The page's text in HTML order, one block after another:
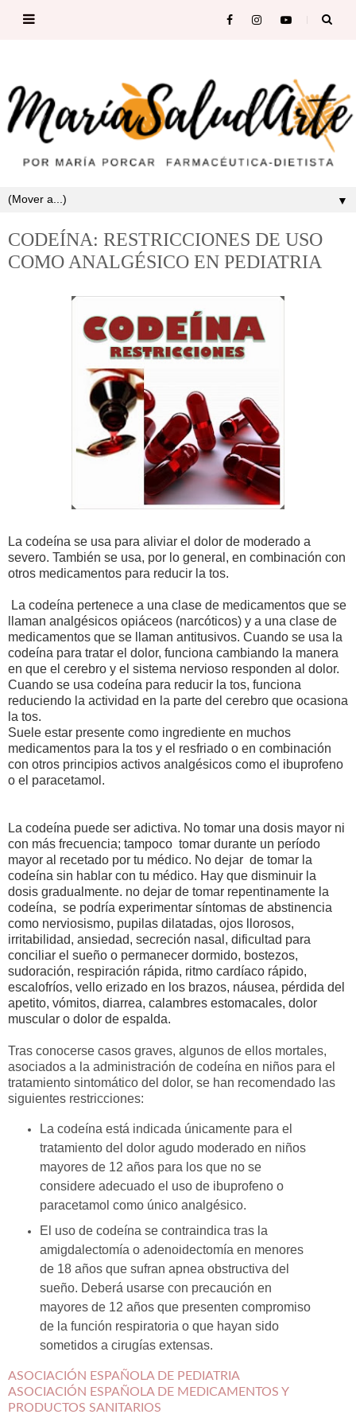
▼
CODEÍNA: RESTRICCIONES DE USO
COMO ANALGÉSICO EN PEDIATRIA
La codeína se usa para aliviar el dolor de moderado a
severo. También se usa, por lo general, en combinación con
otros medicamentos para reducir la tos.
La codeína pertenece a una clase de medicamentos que se
llaman analgésicos opiáceos (narcóticos) y a una clase de
medicamentos que se llaman antitusivos. Cuando se usa la
codeína para tratar el dolor, funciona cambiando la manera
en que el cerebro y el sistema nervioso responden al dolor.
Cuando se usa codeína para reducir la tos, funciona
reduciendo la actividad en la parte del cerebro que ocasiona
la tos.
Suele estar presente como ingrediente en muchos
medicamentos para la tos y el resfriado o en combinación
con otros principios activos analgésicos como el ibuprofeno
o el paracetamol.
La codeína puede ser adictiva. No tomar una dosis mayor ni
con más frecuencia; tampoco tomar durante un período
mayor al recetado por tu médico. No dejar de tomar la
codeína sin hablar con tu médico. Hay que disminuir la
dosis gradualmente. no dejar de tomar repentinamente la
codeína, se podría experimentar síntomas de abstinencia
como nerviosismo, pupilas dilatadas, ojos llorosos,
irritabilidad, ansiedad, secreción nasal, dificultad para
conciliar el sueño o permanecer dormido, bostezos,
sudoración, respiración rápida, ritmo cardíaco rápido,
escalofríos, vello erizado en los brazos, náusea, pérdida del
apetito, vómitos, diarrea, calambres estomacales, dolor
muscular o dolor de espalda.
Tras conocerse casos graves, algunos de ellos mortales,
asociados a la administración de codeína en niños para el
tratamiento sintomático del dolor, se han recomendado las
siguientes restricciones:
La codeína está indicada únicamente para el
tratamiento del dolor agudo moderado en niños
mayores de 12 años para los que no se
considere adecuado el uso de ibuprofeno o
paracetamol como único analgésico.
El uso de codeína se contraindica tras la
amigdalectomía o adenoidectomía en menores
de 18 años que sufran apnea obstructiva del
sueño. Deberá usarse con precaución en
mayores de 12 años que presenten compromiso
de la función respiratoria o que hayan sido
sometidos a cirugías extensas.
ASOCIACIÓN ESPAÑOLA DE PEDIATRIA
ASOCIACIÓN ESPAÑOLA DE MEDICAMENTOS Y
PRODUCTOS SANITARIOS